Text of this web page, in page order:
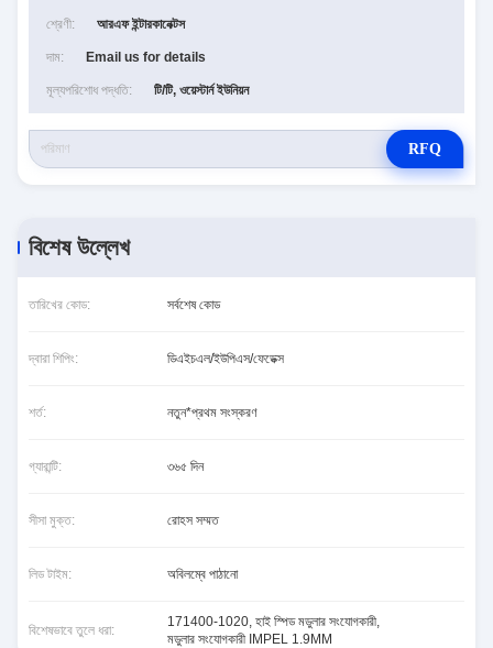
শ্রেণী: আরএফ ইন্টারকানেক্টস
দাম: Email us for details
মূল্যপরিশোধ পদ্ধতি: টি/টি, ওয়েস্টার্ন ইউনিয়ন
RFQ
বিশেষ উল্লেখ
তারিখের কোড: সর্বশেষ কোড
দ্বারা শিপিং: ডিএইচএল/ইউপিএস/ফেডেক্স
শর্ত: নতুন*প্রথম সংস্করণ
গ্যারান্টি: ৩৬৫ দিন
সীসা মুক্ত: রোহস সম্মত
লিড টাইম: অবিলম্বে পাঠানো
বিশেষভাবে তুলে ধরা:
171400-1020, হাই স্পিড মডুলার সংযোগকারী,
মডুলার সংযোগকারী IMPEL 1.9MM